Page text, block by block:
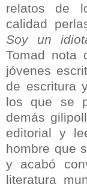
relatos de
calidad
Soy un
Tomad nota
jóvenes
de escritura
los que se
demás
editorial y
hombre que
y acabó
literatura